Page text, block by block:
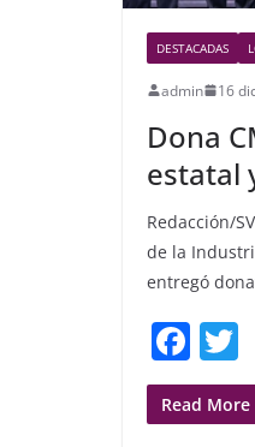
DESTACADAS
admin 16
Dona
estatal
Redacción/
de la
entregó
F
a
c
Read More